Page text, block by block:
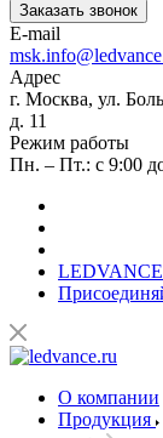
Заказать звонок
E-mail
Адрес
г. Москва, ул.
д. 11
Режим работы
Пн. – Пт.: с 9:00
О компании
Продукция